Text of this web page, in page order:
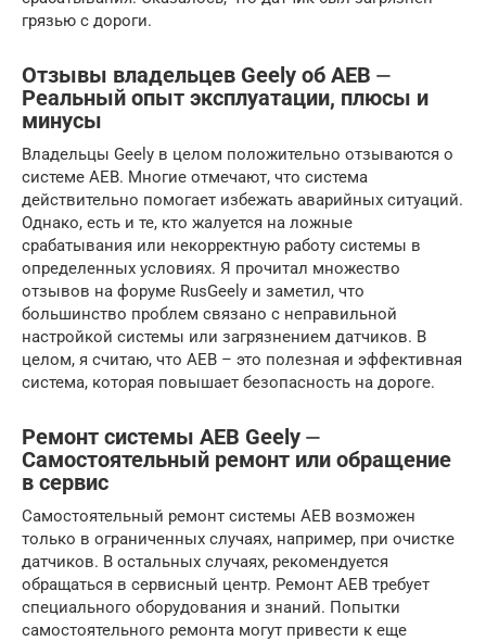
грязью с дороги.
Отзывы владельцев Geely об AEB ⏤
Реальный опыт эксплуатации, плюсы и
минусы
Владельцы Geely в целом положительно отзываются о
системе AEB. Многие отмечают, что система
действительно помогает избежать аварийных ситуаций.
Однако, есть и те, кто жалуется на ложные
срабатывания или некорректную работу системы в
определенных условиях. Я прочитал множество
отзывов на форуме RusGeely и заметил, что
большинство проблем связано с неправильной
настройкой системы или загрязнением датчиков. В
целом, я считаю, что AEB – это полезная и эффективная
система, которая повышает безопасность на дороге.
Ремонт системы AEB Geely ⏤
Самостоятельный ремонт или обращение
в сервис
Самостоятельный ремонт системы AEB возможен
только в ограниченных случаях, например, при очистке
датчиков. В остальных случаях, рекомендуется
обращаться в сервисный центр. Ремонт AEB требует
специального оборудования и знаний. Попытки
самостоятельного ремонта могут привести к еще